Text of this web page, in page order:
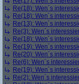
Re(18): Wen´s
Re(18): Wen´s
Re(13): Wen´s
Re(3): Wen´s
Re(18): Wen´s
Re(19): Wen´s
Re(20): Wen´s
Re(6): Wen´s
Re(19): Wen´s
Re(2): Wen´s